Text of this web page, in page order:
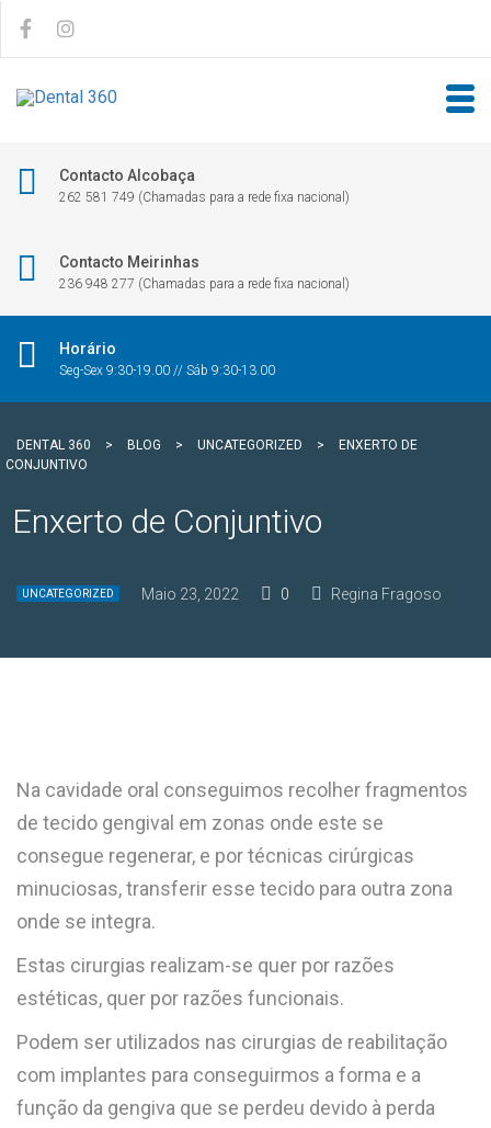
Contacto Alcobaça
262 581 749 (Chamadas para a rede fixa nacional)
Contacto Meirinhas
236 948 277 (Chamadas para a rede fixa nacional)
Horário
Seg-Sex 9:30-19.00 // Sáb 9:30-13.00
DENTAL 360 > BLOG > UNCATEGORIZED >
ENXERTO DE
CONJUNTIVO
Enxerto de Conjuntivo
UNCATEGORIZED Maio 23, 2022 0 Regina Fragoso
Na cavidade oral conseguimos recolher fragmentos
de tecido gengival em zonas onde este se
consegue regenerar, e por técnicas cirúrgicas
minuciosas, transferir esse tecido para outra zona
onde se integra.
Estas cirurgias realizam-se quer por razões
estéticas, quer por razões funcionais.
Podem ser utilizados nas cirurgias de reabilitação
com implantes para conseguirmos a forma e a
função da gengiva que se perdeu devido à perda